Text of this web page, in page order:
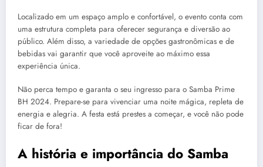
Localizado em um espaço amplo e confortável, o evento conta com
uma estrutura completa para oferecer segurança e diversão ao
público. Além disso, a variedade de opções gastronômicas e de
bebidas vai garantir que você aproveite ao máximo essa
experiência única.
Não perca tempo e garanta o seu ingresso para o Samba Prime
BH 2024. Prepare-se para vivenciar uma noite mágica, repleta de
energia e alegria. A festa está prestes a começar, e você não pode
ficar de fora!
A história e importância do Samba